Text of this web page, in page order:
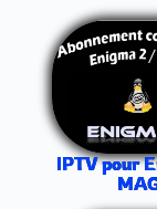
IPTV pour